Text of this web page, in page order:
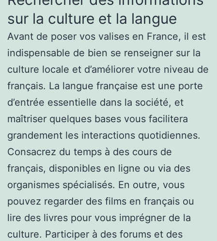
sur la culture et la langue
Avant de poser vos valises en France, il est
indispensable de bien se renseigner sur la
culture locale et d’améliorer votre niveau de
français. La langue française est une porte
d’entrée essentielle dans la société, et
maîtriser quelques bases vous facilitera
grandement les interactions quotidiennes.
Consacrez du temps à des cours de
français, disponibles en ligne ou via des
organismes spécialisés. En outre, vous
pouvez regarder des films en français ou
lire des livres pour vous imprégner de la
culture. Participer à des forums et des